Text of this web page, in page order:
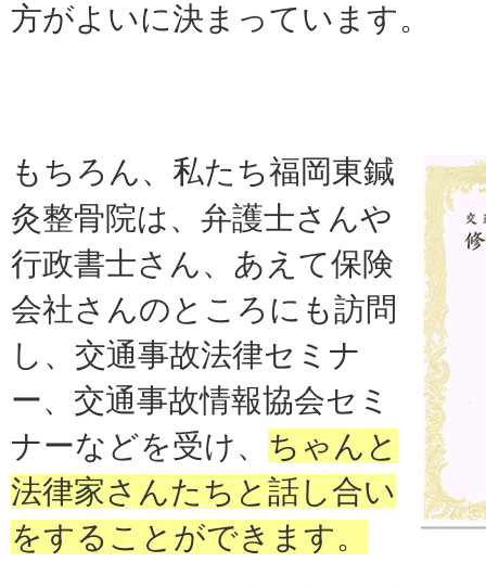
方がよいに決まっています。
もちろん、私たち福岡東鍼
灸整骨院は、 弁護士さんや
行政書士さん、あえて保険
会社さんのところにも訪問
し、 交通事故法律セミナ
ー、交通事故情報協会セミ
ナーなどを受け、 ちゃんと
法律家さんたちと話し合い
をすることができます。